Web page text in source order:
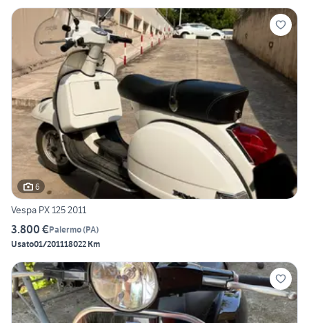
6
Vespa PX 125 2011
3.800 €Palermo(PA)
Usato01/201118022 Km